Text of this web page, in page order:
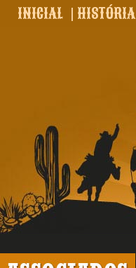
INICIAL | HISTÓRIA